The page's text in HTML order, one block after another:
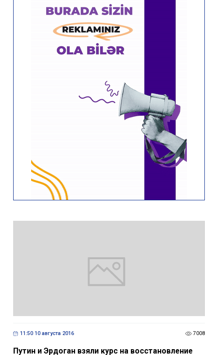
11:50 10 августа 2016 7008
Путин и Эрдоган взяли курс на восстановление